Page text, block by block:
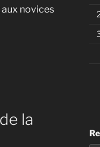
novices
la